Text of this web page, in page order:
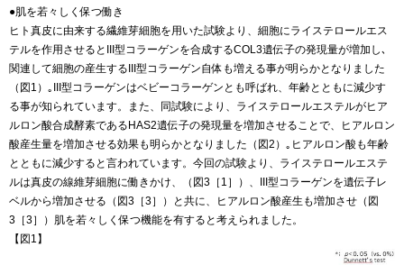
●肌を若々しく保つ働き
ヒト真皮に由来する繊維芽細胞を用いた試験より、細胞にライステロールエス
テルを作用させるとIII型コラーゲンを合成するCOL3遺伝子の発現量が増加し､
関連して細胞の産生するIII型コラーゲン自体も増える事が明らかとなりました
（図1）｡III型コラーゲンはベビーコラーゲンとも呼ばれ、年齢とともに減少す
る事が知られています。また、同試験により、ライステロールエステルがヒア
ルロン酸合成酵素であるHAS2遺伝子の発現量を増加させることで、ヒアルロン
酸産生量を増加させる効果も明らかとなりました（図2）｡ヒアルロン酸も年齢
とともに減少すると言われています。今回の試験より、ライステロールエステ
ルは真皮の線維芽細胞に働きかけ、（図3［1］）、III型コラーゲンを遺伝子レ
ベルから増加させる（図3［3］）と共に、ヒアルロン酸産生も増加させ（図
3［3］）肌を若々しく保つ機能を有すると考えられました。
【図1】